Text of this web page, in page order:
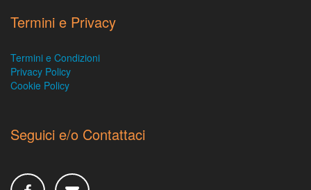
Termini e Privacy
Termini e Condizioni
Privacy Policy
Cookie Policy
Seguici e/o Contattaci